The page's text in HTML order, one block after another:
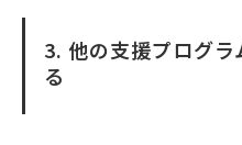
3. 他の支援プログ
る